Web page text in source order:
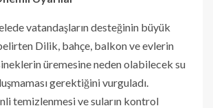
vatandaşların desteğinin büyük
belirten Dilik, bahçe, balkon ve evlerin
üremesine neden olabilecek su
gerektiğini vurguladı.
temizlenmesi ve suların kontrol